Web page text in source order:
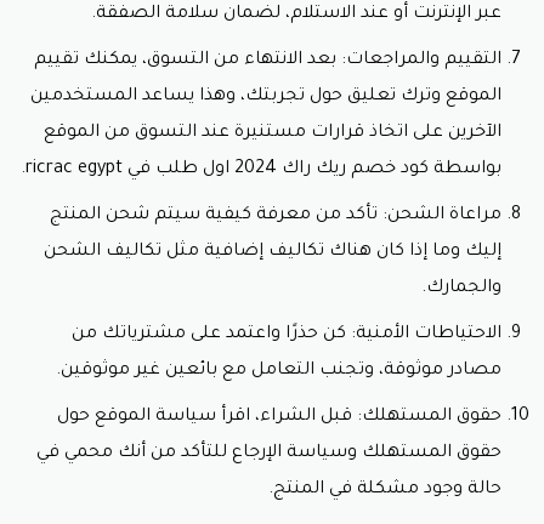
المتاحة على الموقع، بما في ذلك المراتب، والوسائد،
سهولة الاستخدام: يتميز موقع ريك راك بسهولة
الاستخدام وعمليات الشراء السلسة، حيث يمكن
للعملاء إدخال
ricrac egypt، في خانة المرفقات أثناء إتمام الطلب.
تحفيز التسوق:كود خصم ريك راكيشجع العملاء على
تجربة تسوق ممتعة.
استفادة قصوى من كود الخصم:
بما في ذلك فترة صلاحيته والمنتجات التي يمكن
ابحث عن العروض والخصومات المشابهة للحصول على
أقصى استفادة من التوفير.
قم بملء سلة التسوق بالمنتجات التي ترغب في شرائها،
ثم قم بإدخال كوبون خصم ريك راك 2024 لجميع العملاء
في مصر عند إتمام الشراء.
عبر الإنترنت أو عند الاستلام، لضمان سلامة الصفقة.
التقييم والمراجعات: بعد الانتهاء من التسوق، يمكنك تقييم
الموقع وترك تعليق حول تجربتك، وهذا يساعد المستخدمين
الآخرين على اتخاذ قرارات مستنيرة عند التسوق من الموقع
بواسطة كود خصم ريك راك 2024 اول طلب في ricrac egypt .
مراعاة الشحن: تأكد من معرفة كيفية سيتم شحن المنتج
إليك وما إذا كان هناك تكاليف إضافية مثل تكاليف الشحن
والجمارك.
الاحتياطات الأمنية: كن حذرًا واعتمد على مشترياتك من
مصادر موثوقة، وتجنب التعامل مع بائعين غير موثوقين.
حقوق المستهلك: قبل الشراء، اقرأ سياسة الموقع حول
حقوق المستهلك وسياسة الإرجاع للتأكد من أنك محمي في
حالة وجود مشكلة في المنتج.